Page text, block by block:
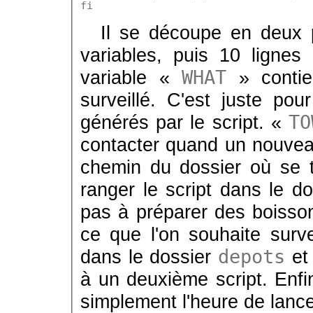
Il se découpe en deux
variables, puis 10 lignes
variable « WHAT »
surveillé. C'est juste
générés par le script. «
contacter quand un
chemin du dossier où
ranger le script dans le
pas à préparer des
ce que l'on souhaite
dans le dossier depots
à un deuxième script.
simplement l'heure de